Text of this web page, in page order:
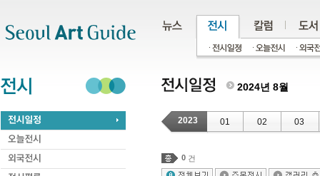
2024년 8월
2023 01 02 03
0 건